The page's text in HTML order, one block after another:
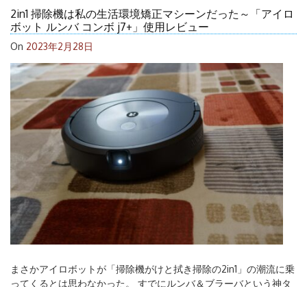
2in1 掃除機は私の生活環境矯正マシーンだった～「アイロ
ボット ルンバ コンボ j7+」使用レビュー
On 2023年2月28日
まさかアイロボットが「掃除機がけと拭き掃除の2in1」の潮流に乗
ってくるとは思わなかった。 すでにルンバ＆ブラーバという神タ